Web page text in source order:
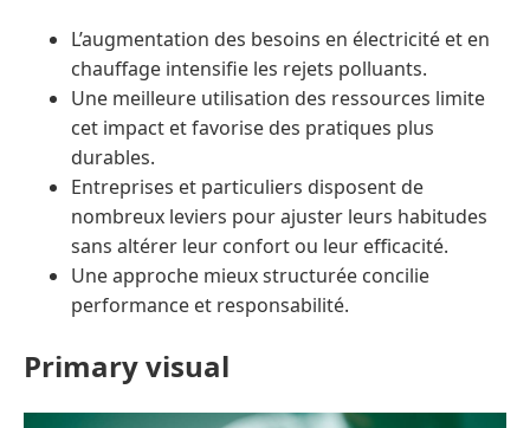
L’augmentation des besoins en électricité et en
chauffage intensifie les rejets polluants.
Une meilleure utilisation des ressources limite
cet impact et favorise des pratiques plus
durables.
Entreprises et particuliers disposent de
nombreux leviers pour ajuster leurs habitudes
sans altérer leur confort ou leur efficacité.
Une approche mieux structurée concilie
performance et responsabilité.
Primary visual